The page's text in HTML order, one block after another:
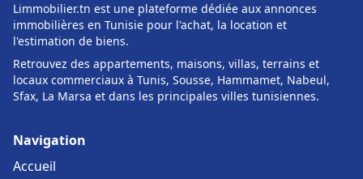
Limmobilier.tn est une plateforme dédiée aux annonces
immobilières en Tunisie pour l'achat, la location et
l'estimation de biens.
Retrouvez des appartements, maisons, villas, terrains et
locaux commerciaux à Tunis, Sousse, Hammamet, Nabeul,
Sfax, La Marsa et dans les principales villes tunisiennes.
Navigation
Accueil